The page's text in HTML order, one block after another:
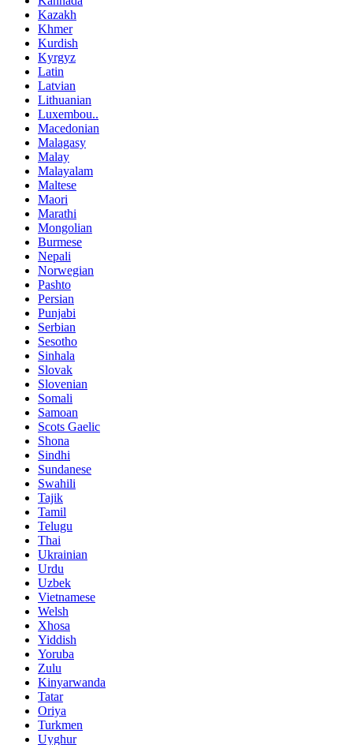
Kazakh
Khmer
Kurdish
Kyrgyz
Latin
Latvian
Lithuanian
Luxembou..
Macedonian
Malagasy
Malay
Malayalam
Maltese
Maori
Marathi
Mongolian
Burmese
Nepali
Norwegian
Pashto
Persian
Punjabi
Serbian
Sesotho
Sinhala
Slovak
Slovenian
Somali
Samoan
Scots Gaelic
Shona
Sindhi
Sundanese
Swahili
Tajik
Tamil
Telugu
Thai
Ukrainian
Urdu
Uzbek
Vietnamese
Welsh
Xhosa
Yiddish
Yoruba
Zulu
Kinyarwanda
Tatar
Oriya
Turkmen
Uyghur